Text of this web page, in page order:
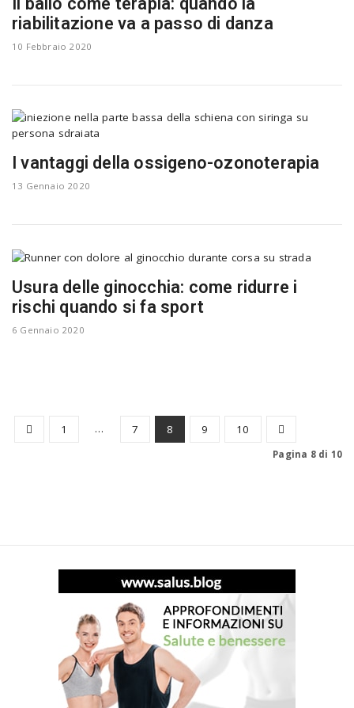
riabilitazione va a passo di danza
10 Febbraio 2020
I vantaggi della ossigeno-ozonoterapia
13 Gennaio 2020
Usura delle ginocchia: come ridurre i
rischi quando si fa sport
6 Gennaio 2020
1 … 7 8 9 10
Pagina 8 di 10